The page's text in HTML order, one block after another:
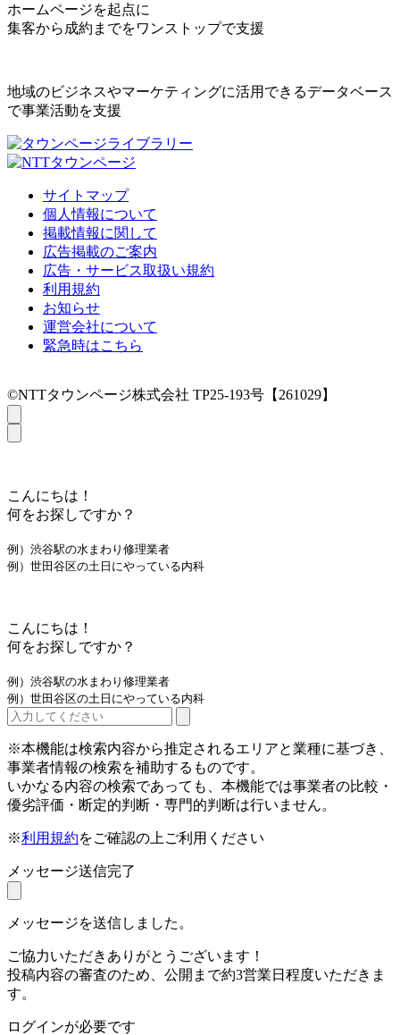
ホームページを起点に
集客から成約までをワンストップで支援
地域のビジネスやマーケティングに活用できるデータベース
で事業活動を支援
サイトマップ
個人情報について
掲載情報に関して
広告掲載のご案内
広告・サービス取扱い規約
利用規約
お知らせ
運営会社について
緊急時はこちら
©NTTタウンページ株式会社 TP25-193号【261029】
こんにちは！
何をお探しですか？
例）渋谷駅の水まわり修理業者
例）世田谷区の土日にやっている内科
こんにちは！
何をお探しですか？
例）渋谷駅の水まわり修理業者
例）世田谷区の土日にやっている内科
※本機能は検索内容から推定されるエリアと業種に基づき、
事業者情報の検索を補助するものです。
いかなる内容の検索であっても、本機能では事業者の比較・
優劣評価・断定的判断・専門的判断は行いません。
※利用規約をご確認の上ご利用ください
メッセージ送信完了
メッセージを送信しました。
ご協力いただきありがとうございます！
投稿内容の審査のため、公開まで約3営業日程度いただきま
す。
ログインが必要です